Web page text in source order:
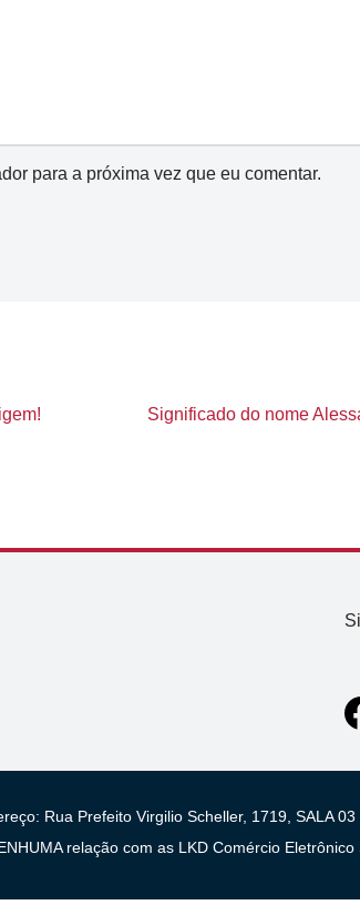
para a próxima vez que eu comentar.
Significado do nome
Rua Prefeito Virgilio Scheller, 1719, SALA
relação com as LKD Comércio